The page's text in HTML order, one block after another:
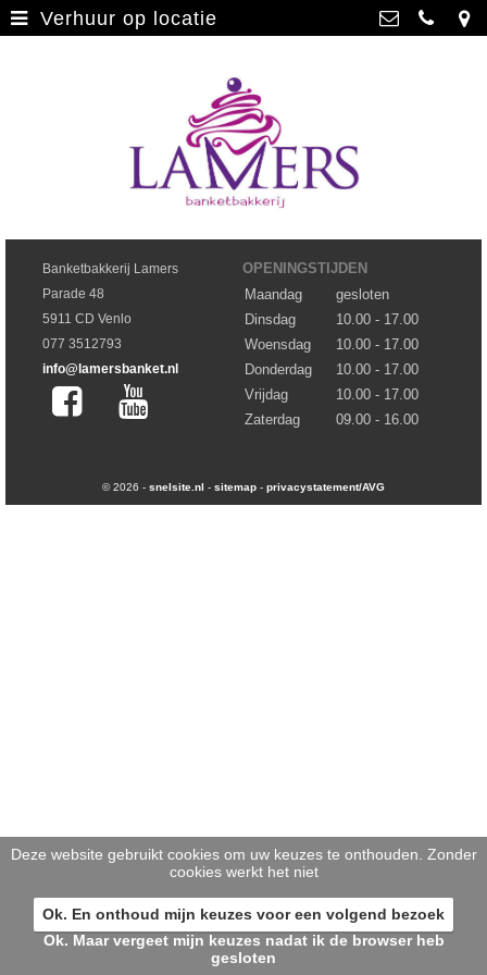
Limburgse vlaai Europese
Vrolijke taarten >
Chocolade >
Parade 48, 5911 CD Venlo
077 3512793
info@lamersbanket.nl
Kvk: Banketbakkerij Chocolaterie
Lamers - 12000338
BTWnr: NL807810636B01
Verhuur op locatie
Banketbakkerij Lamers
Parade 48
5911 CD Venlo
077 3512793
info@lamersbanket.nl
OPENINGSTIJDEN
Maandag
gesloten
Dinsdag
10.00 - 17.00
Woensdag
10.00 - 17.00
Donderdag
10.00 - 17.00
Vrijdag
10.00 - 17.00
Zaterdag
09.00 - 16.00
© 2026 - snelsite.nl - sitemap - privacystatement/AVG
Deze website gebruikt cookies om uw keuzes te onthouden. Zonder
cookies werkt het niet
Ok. En onthoud mijn keuzes voor een volgend bezoek
Ok. Maar vergeet mijn keuzes nadat ik de browser heb
gesloten